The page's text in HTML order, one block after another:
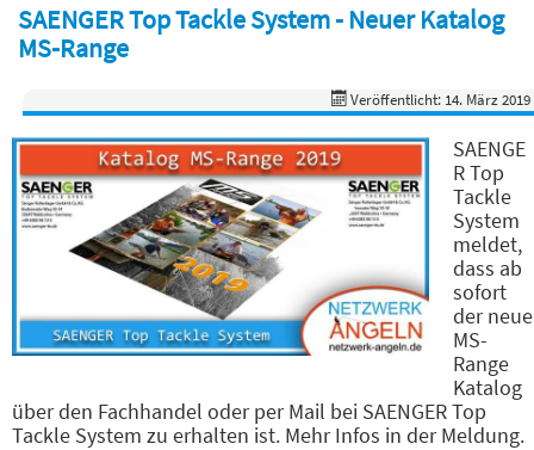
SAENGER Top Tackle System - Neuer Katalog
MS-Range
Veröffentlicht: 14. März 2019
SAENGE
R Top
Tackle
System
meldet,
dass ab
sofort
der neue
MS-
Range
Katalog
über den Fachhandel oder per Mail bei SAENGER Top
Tackle System zu erhalten ist. Mehr Infos in der Meldung.